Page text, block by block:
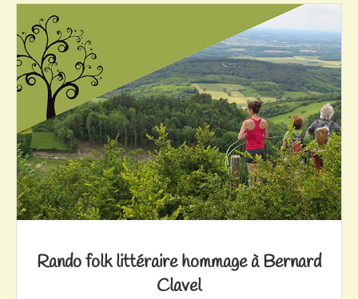
Rando folk littéraire hommage à Bernard
Clavel